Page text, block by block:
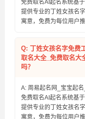
免费取名AI起名系统基
提供专业的丁姓女孩名
寓意，免费为每位用户
Q: 丁姓女孩名字免费
取名大全_免费取名大
吗？
A: 周易起名网_宝宝起
免费取名AI起名系统基
提供专业的丁姓女孩名
寓意，免费为每位用户